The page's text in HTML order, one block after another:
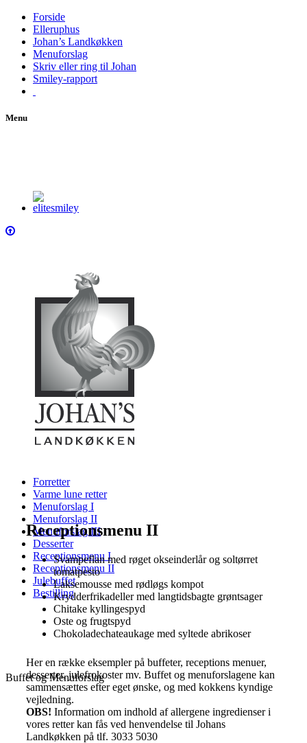
Forside
Elleruphus
Johan’s Landkøkken
Menuforslag
Skriv eller ring til Johan
Smiley-rapport
Menu
Forretter
Varme lune retter
Menuforslag I
Menuforslag II
Menuforslag III
Desserter
Receptionsmenu I
Receptionsmenu II
Julebuffet
Bestilling
Receptionsmenu II
Svampeflan med røget okseinderlår og soltørret
tomatpesto
Laksemousse med rødløgs kompot
Krydderfrikadeller med langtidsbagte grøntsager
Chitake kyllingespyd
Oste og frugtspyd
Chokoladechateaukage med syltede abrikoser
Buffet og Menuforslag
Her en række eksempler på buffeter, receptions menuer,
desserter, julefrokoster mv. Buffet og menuforslagene kan
sammensættes efter eget ønske, og med kokkens kyndige
vejledning.
OBS! Information om indhold af allergene ingredienser i
vores retter kan fås ved henvendelse til Johans
Landkøkken på tlf. 3033 5030